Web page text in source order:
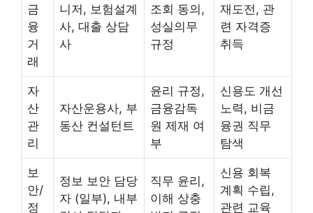
금
융
거
래
니저, 보험설계
사, 대출 상담
사
조회 동의,
성실의무
규정
재도전, 관
련 자격증
취득
자
산
관
리
자산운용사, 부
동산 컨설턴트
윤리 규정,
금융감독
원 제재 여
부
신용도 개선
노력, 비금
융권 직무
탐색
보
안/
정
정보 보안 담당
자 (일부), 내부
직무 윤리,
이해 상충
신용 회복
계획 수립,
관련 교육